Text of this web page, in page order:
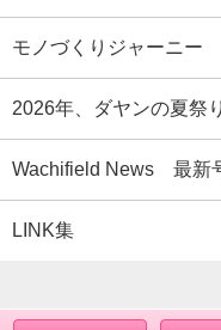
モノづくりジャーニー
2026年、ダヤンの夏祭
Wachifield News 最新
LINK集